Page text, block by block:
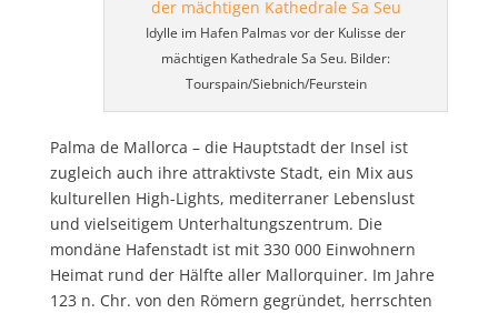
Idylle im Hafen Palmas vor der Kulisse der
mächtigen Kathedrale Sa Seu. Bilder:
Tourspain/Siebnich/Feurstein
Palma de Mallorca – die Hauptstadt der Insel ist
zugleich auch ihre attraktivste Stadt, ein Mix aus
kulturellen High-Lights, mediterraner Lebenslust
und vielseitigem Unterhaltungszentrum. Die
mondäne Hafenstadt ist mit 330 000 Einwohnern
Heimat rund der Hälfte aller Mallorquiner. Im Jahre
123 n. Chr. von den Römern gegründet, herrschten